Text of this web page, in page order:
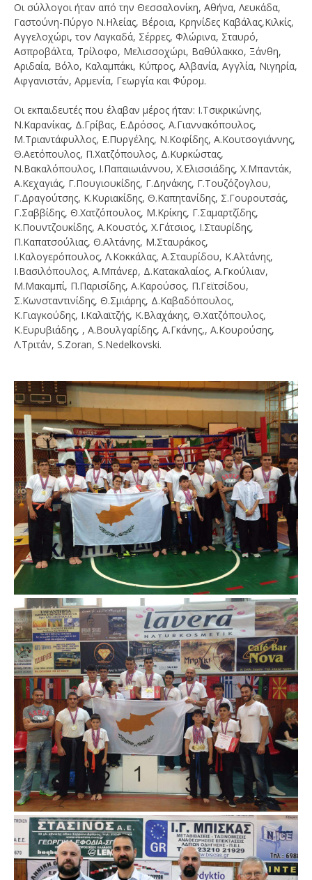
Οι σύλλογοι ήταν από την Θεσσαλονίκη, Aθήνα, Λευκάδα,
Γαστούνη-Πύργο Ν.Ηλείας, Βέροια, Κρηνίδες Καβάλας,Κιλκίς,
Αγγελοχώρι, τον Λαγκαδά, Σέρρες, Φλώρινα, Σταυρό,
Ασπροβάλτα, Τρίλοφο, Μελισσοχώρι, Βαθύλακκο, Ξάνθη,
Αριδαία, Βόλο, Καλαμπάκι, Κύπρος, Αλβανία, Αγγλία, Νιγηρία,
Αφγανιστάν, Αρμενία, Γεωργία και Φύρομ.
Οι εκπαιδευτές που έλαβαν μέρος ήταν: Ι.Τσικρικώνης,
Ν.Καρανίκας, Δ.Γρίβας, Ε.Δρόσος, Α.Γιαννακόπουλος,
Μ.Τριαντάφυλλος, Ε.Πυργέλης, Ν.Κοφίδης, Α.Κουτσογιάννης,
Θ.Αετόπουλος, Π.Χατζόπουλος, Δ.Κυρκώστας,
Ν.Βακαλόπουλος, Ι.Παπαιωιάννου, Χ.Ελισσιάδης, Χ.Μπαντάκ,
Α.Κεχαγιάς, Γ.Πουγιουκίδης, Γ.Δηνάκης, Γ.Τουζόζογλου,
Γ.Δραγούτσης, Κ.Κυριακίδης, Θ.Καπητανίδης, Σ.Γουρουτσάς,
Γ.Σαββίδης, Θ.Χατζόπουλος, Μ.Κρίκης, Γ.Σαμαρτζίδης,
Κ.Πουντζουκίδης, Α.Κουστός, Χ.Γάτσιος, Ι.Σταυρίδης,
Π.Καπατσούλιας, Θ.Αλτάνης, Μ.Σταυράκος,
Ι.Καλογερόπουλος, Λ.Κοκκάλας, Α.Σταυρίδου, Κ.Αλτάνης,
Ι.Βασιλόπουλος, Α.Μπάνερ, Δ.Κατακαλαίος, Α.Γκούλιαν,
Μ.Μακαμπί, Π.Παρισίδης, Α.Καρούσος, Π.Γεϊτσίδου,
Σ.Κωνσταντινίδης, Θ.Σμιάρης, Δ.Καβαδόπουλος,
Κ.Γιαγκούδης, Ι.Καλαϊτζής, Κ.Βλαχάκης, Θ.Χατζόπουλος,
Κ.Ευρυβιάδης, , Α.Βουλγαρίδης, Α.Γκάνης,, Α.Κουρούσης,
Λ.Τριτάν, S.Zoran, S.Nedelkovski.